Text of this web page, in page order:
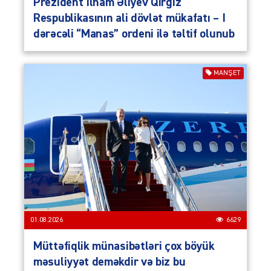
Prezident İlham Əliyev Qırğız
Respublikasının ali dövlət mükafatı – I
dərəcəli “Manas” ordeni ilə təltif olunub
MANŞET
01.08.2026 6629
Müttəfiqlik münasibətləri çox böyük
məsuliyyət deməkdir və biz bu